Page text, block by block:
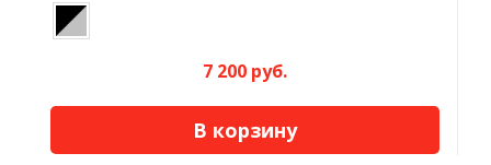
7 200 руб.
В корзину